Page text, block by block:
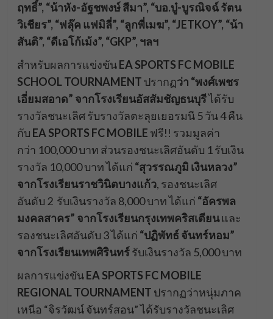
ฤทธิ์”, “น้าหัง-อัฐชพงษ์ สีมา”, “บอ.บู๋-บูรณิจฉ์ รัตน
วิเชียร”, “ฟลุ๊ค แฟมิลี่”, “ลูกพี่เมฆ”, “JETKOY”, “น้า
สันติ”, “ดีเอโก้เม้ง”, “GKP”, ฯลฯ
สำหรับผลการแข่งขันEA SPORTS FC MOBILE
SCHOOL TOURNAMENT ปรากฏว่า “พงศ์เพชร
เอี่ยมสอาด” จากโรงเรียนอัสสัมชัญธนบุรีได้รับ
รางวัลชนะเลิศ รับรางวัลตะลุยเยอรมนี 5 วัน 4 คืน
กับ EA SPORTS FC MOBILE ฟรี!! รวมมูลค่า
กว่า 100,000 บาท ส่วนรองชนะเลิศอันดับ 1 รับเงิน
รางวัล 10,000 บาท ได้แก่ “สุวรรณภูมิ เงินหลวง”
จากโรงเรียนราชวินิตบางแก้ว, รองชนะเลิศ
อันดับ 2 รับเงินรางวัล 8,000 บาท ได้แก่ “อัครพล
มงคลสาคร” จากโรงเรียนกรุงเทพคริสเตียนและ
รองชนะเลิศอันดับ 3 ได้แก่ “ปฏิพัทธ์ จันทร์หอม”
จากโรงเรียนเทพศิรินทร์รับเงินรางวัล 5,000 บาท
ผลการแข่งขันEA SPORTS FC MOBILE
REGIONAL TOURNAMENT ปรากฏว่าหนุ่มภาค
เหนือ “จิรวัฒน์ จันทร์สอน” ได้รับรางวัลชนะเลิศ